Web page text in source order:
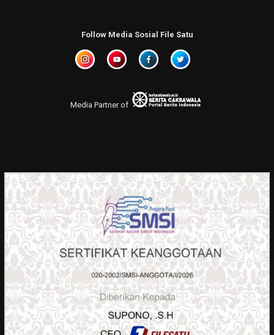
Follow Media Sosial File Satu
Media Partner of